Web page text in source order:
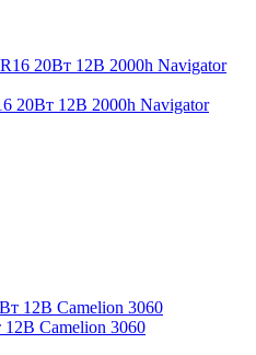
20Вт 12В 2000h Navigator
Camelion 3060